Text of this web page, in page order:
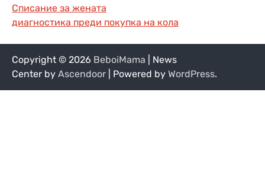
Списание за жената
диагностика преди покупка на кола
Copyright © 2026 BeboiMama | News
Center by Ascendoor | Powered by WordPress.